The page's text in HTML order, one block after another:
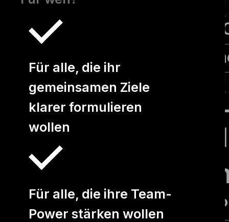
yuii
Coaching
Über
Das yuii
Für alle, die ihr
gemeinsamen Ziele
klarer formulieren
wollen
Für alle, die ihre Team-
Power stärken wollen